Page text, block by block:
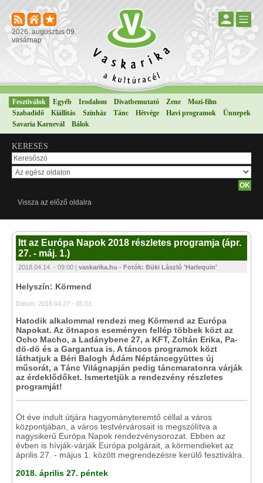
2026. augusztus 09.
vasárnap
Fesztiválok Egyéb Irodalom Divatbemutató Zene
Mozi-film
Szabadidő
Kiállítás Színház Tánc Hétvége Havi programok
Ünnepek
Savaria Karnevál
Bálok
KERESÉS
Vissza az előző oldalra
Itt az Európa Napok 2018 részletes programja (ápr.
27. - máj. 1.)
2018.04.14. - 09:00 | vaskarika.hu - Fotók: Büki László 'Harlequin'
Helyszín: Körmend
Dátum: 2018.04.27 - 05.01.
Hatodik alkalommal rendezi meg Körmend az Európa
Napokat. Az ötnapos eseményen fellép többek közt az
Ocho Macho, a Ladánybene 27, a KFT, Zoltán Erika, Pa-
dö-dö és a Gargantua is. A táncos programok közt
láthatjuk a Béri Balogh Ádám Néptáncegyüttes új
műsorát, a Tánc Világnapján pedig táncmaratonra várják
az érdeklődőket. Ismertetjük a rendezvény részletes
programját!
Öt éve indult útjára hagyományteremtő céllal a város
központjában, a város testvérvárosait is megszólítva a
nagysikerű Európa Napok rendezvénysorozat. Ebben az
évben is hívják-várják Európa polgárait, a körmendieket az
április 27. - május 1. között megrendezésre kerülő fesztiválra.
2018. április 27. péntek